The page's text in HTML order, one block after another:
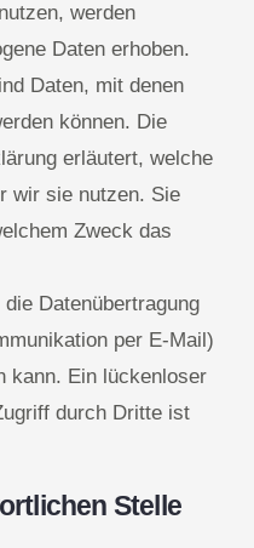
werden
Daten erhoben.
Daten, mit denen
können. Die
erläutert, welche
wir sie nutzen. Sie
Zweck das
Datenübertragung
per E-Mail)
kann. Ein lückenloser
durch Dritte ist
Stelle